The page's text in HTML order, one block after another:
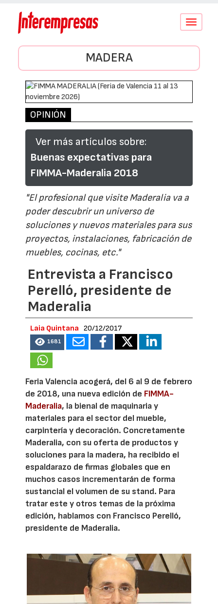
Conmutar
MADERA
OPINIÓN
Ver más artículos sobre:
Buenas expectativas para
FIMMA-Maderalia 2018
"El profesional que visite Maderalia va a
poder descubrir un universo de
soluciones y nuevos materiales para sus
proyectos, instalaciones, fabricación de
muebles, cocinas, etc."
Entrevista a Francisco
Perelló, presidente de
Maderalia
Laia Quintana 20/12/2017
1681
Feria Valencia acogerá, del 6 al 9 de febrero
de 2018, una nueva edición de FIMMA-
Maderalia, la bienal de maquinaria y
materiales para el sector del mueble,
carpintería y decoración. Concretamente
Maderalia, con su oferta de productos y
soluciones para la madera, ha recibido el
espaldarazo de firmas globales que en
muchos casos incrementarán de forma
sustancial el volumen de su stand. Para
tratar este y otros temas de la próxima
edición, hablamos con Francisco Perelló,
presidente de Maderalia.